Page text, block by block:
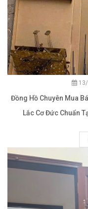
Đồng Hồ Chuyên Mua
Lắc Cơ Đức Chuẩn